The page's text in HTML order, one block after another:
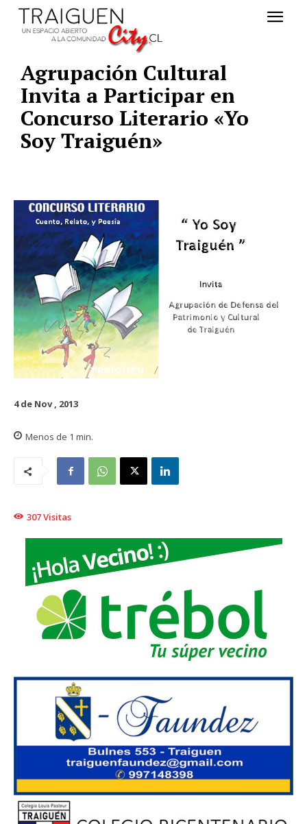
Agrupación Cultural
Invita a Participar en
Concurso Literario «Yo
Soy Traiguén»
TRAIGUÉN
4 de Nov , 2013
Menos de 1 min.
307Visitas